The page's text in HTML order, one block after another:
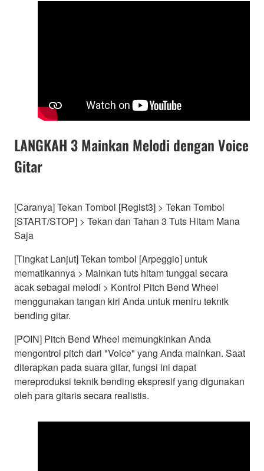
LANGKAH 3 Mainkan Melodi dengan Voice
Gitar
[Caranya] Tekan Tombol [Regist3] > Tekan Tombol
[START/STOP] > Tekan dan Tahan 3 Tuts Hitam Mana
Saja
[Tingkat Lanjut] Tekan tombol [Arpeggio] untuk
mematikannya > Mainkan tuts hitam tunggal secara
acak sebagai melodi > Kontrol Pitch Bend Wheel
menggunakan tangan kiri Anda untuk meniru teknik
bending gitar.
[POIN] Pitch Bend Wheel memungkinkan Anda
mengontrol pitch dari "Voice" yang Anda mainkan. Saat
diterapkan pada suara gitar, fungsi ini dapat
mereproduksi teknik bending ekspresif yang digunakan
oleh para gitaris secara realistis.